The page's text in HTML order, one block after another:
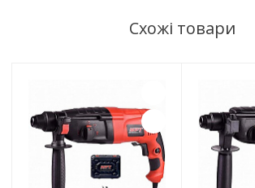
Схожі товари